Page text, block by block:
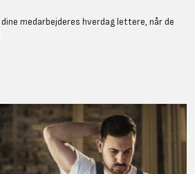
medarbejderes hverdag lettere, når de